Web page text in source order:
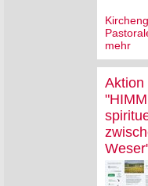
mehr
Aktion